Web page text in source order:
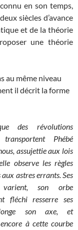
en son temps,
siècles d’avance
et de la théorie
une théorie
au même niveau
il décrit la forme
des révolutions
transportent Phébé
assujettie aux lois
observe les règles
astres errants. Ses
varient, son orbe
fléchi resserre ses
son axe, et
à cette courbe